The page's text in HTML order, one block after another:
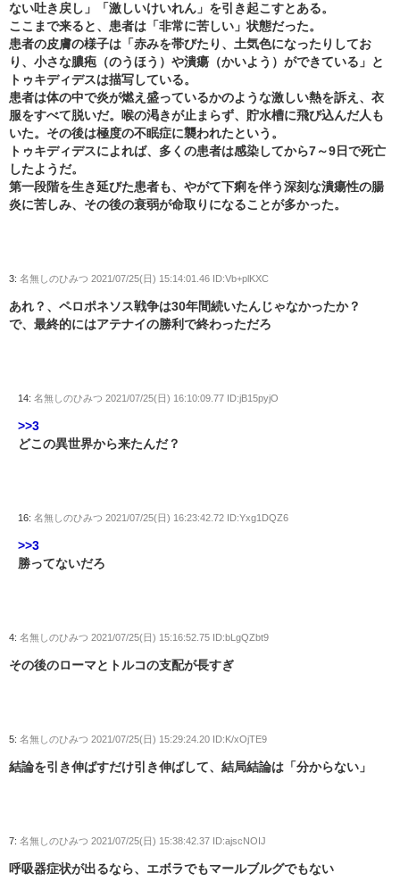
ない吐き戻し」「激しいけいれん」を引き起こすとある。
ここまで来ると、患者は「非常に苦しい」状態だった。
患者の皮膚の様子は「赤みを帯びたり、土気色になったりしてお
り、小さな膿疱（のうほう）や潰瘍（かいよう）ができている」と
トゥキディデスは描写している。
患者は体の中で炎が燃え盛っているかのような激しい熱を訴え、衣
服をすべて脱いだ。喉の渇きが止まらず、貯水槽に飛び込んだ人も
いた。その後は極度の不眠症に襲われたという。
トゥキディデスによれば、多くの患者は感染してから7～9日で死亡
したようだ。
第一段階を生き延びた患者も、やがて下痢を伴う深刻な潰瘍性の腸
炎に苦しみ、その後の衰弱が命取りになることが多かった。
3: 名無しのひみつ 2021/07/25(日) 15:14:01.46 ID:Vb+plKXC
あれ？、ペロポネソス戦争は30年間続いたんじゃなかったか？
で、最終的にはアテナイの勝利で終わっただろ
14: 名無しのひみつ 2021/07/25(日) 16:10:09.77 ID:jB15pyjO
>>3
どこの異世界から来たんだ？
16: 名無しのひみつ 2021/07/25(日) 16:23:42.72 ID:Yxg1DQZ6
>>3
勝ってないだろ
4: 名無しのひみつ 2021/07/25(日) 15:16:52.75 ID:bLgQZbt9
その後のローマとトルコの支配が長すぎ
5: 名無しのひみつ 2021/07/25(日) 15:29:24.20 ID:K/xOjTE9
結論を引き伸ばすだけ引き伸ばして、結局結論は「分からない」
7: 名無しのひみつ 2021/07/25(日) 15:38:42.37 ID:ajscNOIJ
呼吸器症状が出るなら、エボラでもマールブルグでもない